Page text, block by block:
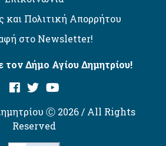
και Πολιτική Απορρήτου
στο Newsletter!
τον Δήμο Αγίου Δημητρίου!
Ⓒ 2026 / All Rights
Reserved